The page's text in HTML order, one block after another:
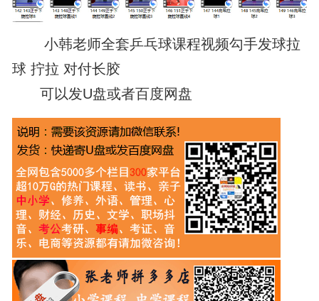
小韩老师全套乒乓球课程视频勾手发球拉
球 拧拉 对付长胶
可以发U盘或者百度网盘